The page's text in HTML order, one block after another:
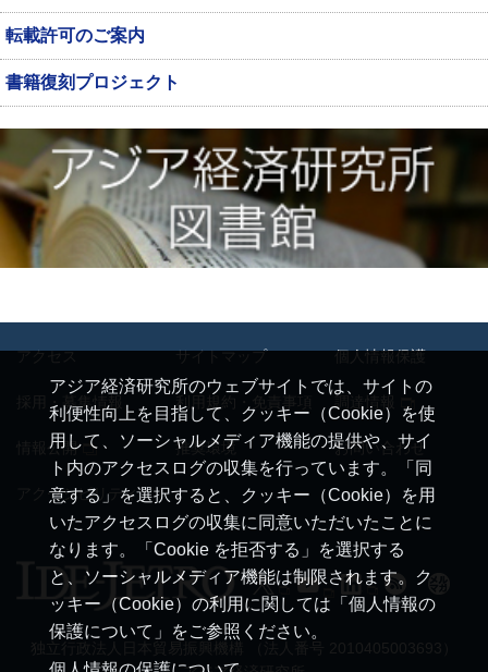
転載許可のご案内
書籍復刻プロジェクト
アジア経済研究所のウェブサイトでは、サイトの
利便性向上を目指して、クッキー（Cookie）を使
用して、ソーシャルメディア機能の提供や、サイ
ト内のアクセスログの収集を行っています。「同
意する」を選択すると、クッキー（Cookie）を用
いたアクセスログの収集に同意いただいたことに
なります。「Cookie を拒否する」を選択する
と、ソーシャルメディア機能は制限されます。ク
ッキー（Cookie）の利用に関しては「個人情報の
保護について」をご参照ください。
アクセス サイトマップ 個人情報保護
採用・募集情報 利用規約・免責事項 調達情報
情報公開 推奨環境 お問い合わせ
アクセシビリティ